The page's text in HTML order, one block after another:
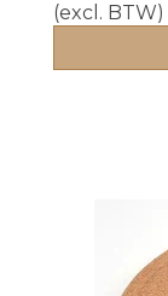
(excl. BTW)